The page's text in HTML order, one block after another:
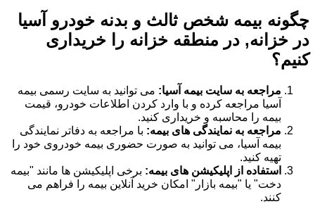
چگونه بیمه شخص ثالث و بدنه خودرو آسیا
در خزانه, در منطقه خزانه را خریداری
کنیم؟
مراجعه به سایت بیمه آسیا: می توانید به سایت رسمی بیمه
آسیا مراجعه کرده و با وارد کردن اطلاعات خودرو، قیمت
بیمه را محاسبه و خریداری کنید.
مراجعه به نمایندگی های بیمه: با مراجعه به دفاتر نمایندگی
بیمه آسیا، می توانید به صورت حضوری بیمه خودروی خود را
تهیه کنید.
استفاده از اپلیکیشن های بیمه: برخی اپلیکیشن ها مانند "بیمه
دخت" یا "بیمه بازار" امکان خرید آنلاین بیمه را فراهم می
کنند.